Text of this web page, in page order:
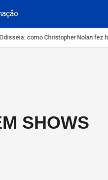
como Christopher Nolan fez
SHOWS